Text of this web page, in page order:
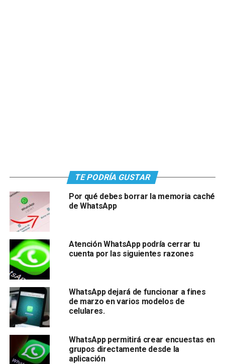
TE PODRÍA GUSTAR
Por qué debes borrar la memoria caché
de WhatsApp
Atención WhatsApp podría cerrar tu
cuenta por las siguientes razones
WhatsApp dejará de funcionar a fines
de marzo en varios modelos de
celulares.
WhatsApp permitirá crear encuestas en
grupos directamente desde la
aplicación